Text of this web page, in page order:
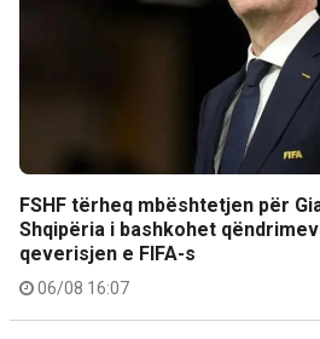
FSHF tërheq mbështetjen për
Shqipëria i bashkohet
qeverisjen e FIFA-s
06/08 16:07